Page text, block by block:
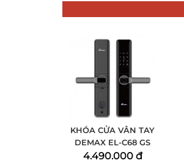
KHÓA CỬA VÂN TAY
DEMAX EL-C68 GS
4.490.000 đ